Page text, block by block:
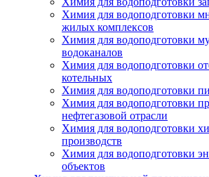
Химия для водоподготовки
жилых комплексов
Химия для водоподготовки
водоканалов
Химия для водоподготовки
котельных
Химия для водоподготовки
Химия для водоподготовки
нефтегазовой отрасли
Химия для водоподготовки
производств
Химия для водоподготовки
объектов